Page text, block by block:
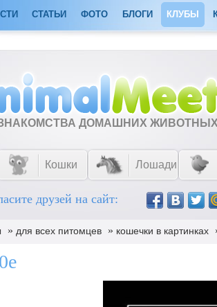
СТАТЬИ ФОТО БЛОГИ КЛУБЫ
ДОМАШНИХ
Кошки Лошади
друзей на сайт:
» для всех питомцев » кошечки в картинках